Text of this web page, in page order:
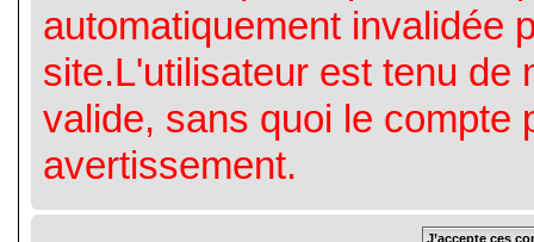
automatiquement invalidée
site.L'utilisateur est tenu de
valide, sans quoi le compte
avertissement.